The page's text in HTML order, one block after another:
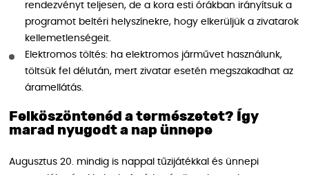
rendezvényt teljesen, de a kora esti órákban irányítsuk a
programot beltéri helyszínekre, hogy elkerüljük a zivatarok
kellemetlenségeit.
Elektromos töltés: ha elektromos járművet használunk,
töltsük fel délután, mert zivatar esetén megszakadhat az
áramellátás.
Felköszöntenéd a természetet? Így
marad nyugodt a nap ünnepe
Augusztus 20. mindig is nappal tűzijátékkal és ünnepi